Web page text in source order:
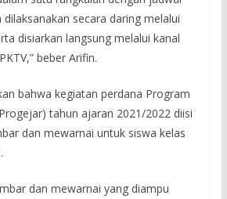
secara daring melalui
disiarkan langsung melalui kanal
beber Arifin.
bahwa kegiatan perdana Program
tahun ajaran 2021/2022 diisi
dan mewarnai untuk siswa kelas
dan mewarnai yang diampu